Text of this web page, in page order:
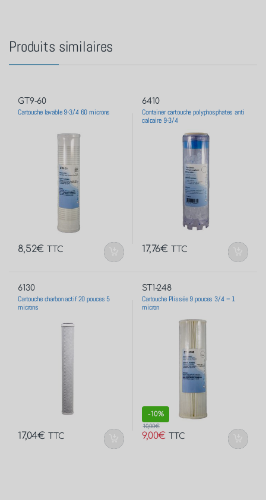
Produits similaires
GT9-60
Cartouche lavable 9-3/4 60 microns
8,52€ TTC
6410
Container cartouche polyphosphates anti
calcaire 9-3/4
17,76€ TTC
6130
Cartouche charbon actif 20 pouces 5
microns
17,04€ TTC
ST1-248
Cartouche Plissée 9 pouces 3/4 – 1
micron
-10%
9,00€
10,00€
TTC